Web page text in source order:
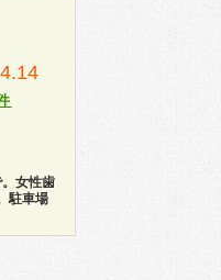
4.14
女性歯
駐車場